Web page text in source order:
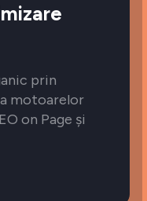
prin
motoarelor
on Page și